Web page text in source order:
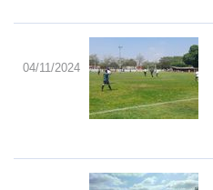
04/11/2024